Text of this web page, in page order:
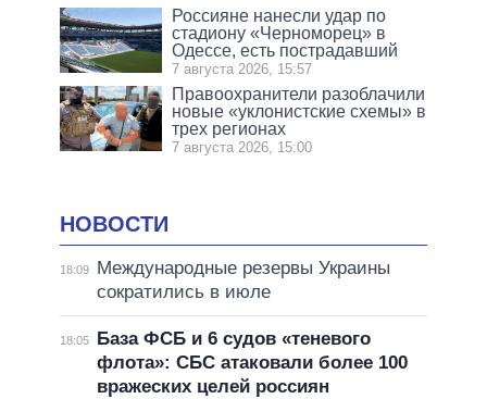
Россияне нанесли удар по
стадиону «Черноморец» в
Одессе, есть пострадавший
7 августа 2026, 15:57
Правоохранители разоблачили
новые «уклонистские схемы» в
трех регионах
7 августа 2026, 15:00
НОВОСТИ
18:09
Международные резервы Украины
сократились в июле
18:05
База ФСБ и 6 судов «теневого
флота»: СБС атаковали более 100
вражеских целей россиян